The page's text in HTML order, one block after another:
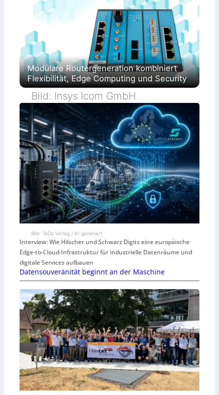
Modulare Routergeneration kombiniert
Flexibilität, Edge Computing und Security
Bild: Insys Icom GmbH
Bild: TeDo Verlag / KI-generiert
Interview: Wie Hilscher und Schwarz Digits eine europäische
Edge-to-Cloud-Infrastruktur für industrielle Datenräume und
digitale Services aufbauen
Datensouveränität beginnt an der Maschine